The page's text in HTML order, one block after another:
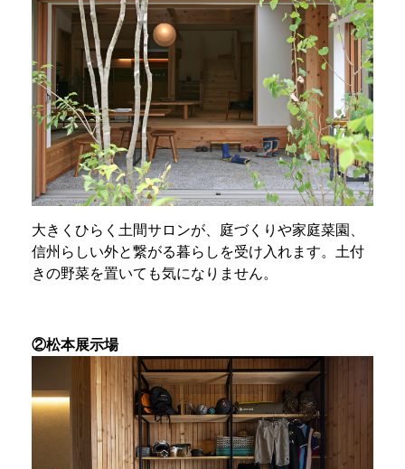
大きくひらく土間サロンが、庭づくりや家庭菜園、
信州らしい外と繋がる暮らしを受け入れます。土付
きの野菜を置いても気になりません。
②松本展示場